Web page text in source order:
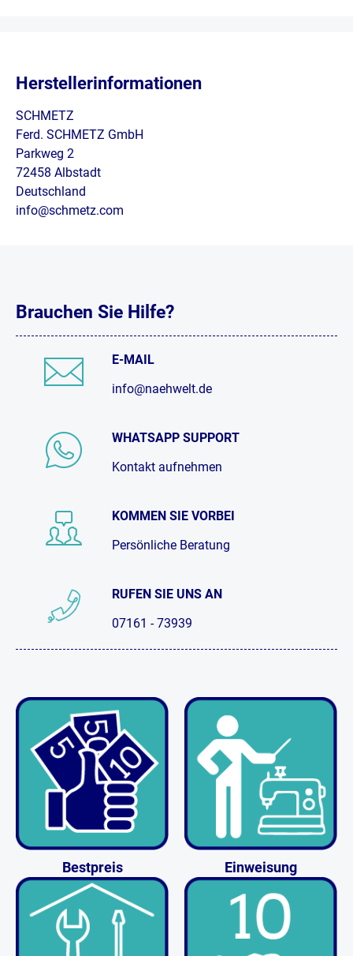
Herstellerinformationen
SCHMETZ
Ferd. SCHMETZ GmbH
Parkweg 2
72458 Albstadt
Deutschland
info@schmetz.com
Brauchen Sie Hilfe?
E-MAIL
info@naehwelt.de
WHATSAPP SUPPORT
Kontakt aufnehmen
KOMMEN SIE VORBEI
Persönliche Beratung
RUFEN SIE UNS AN
07161 - 73939
Bestpreis Einweisung